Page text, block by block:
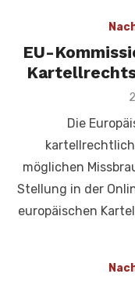
EU-
Die
möglichen
Stellung in der
europäischen